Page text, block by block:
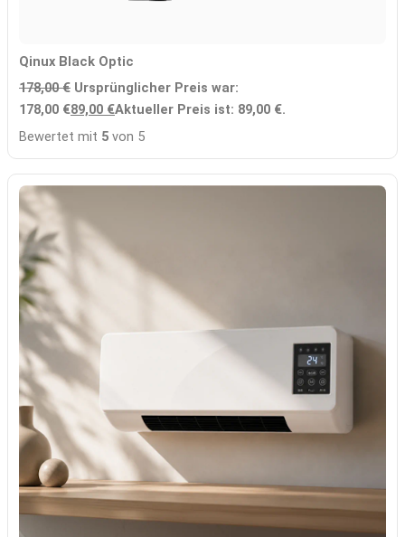
Qinux Black Optic
178,00€ Ursprünglicher Preis war:
178,00 €89,00 €Aktueller Preis ist: 89,00 €.
Bewertet mit 5 von 5